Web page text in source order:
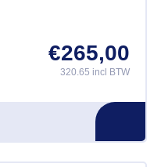
€265,00
320.65 incl BTW